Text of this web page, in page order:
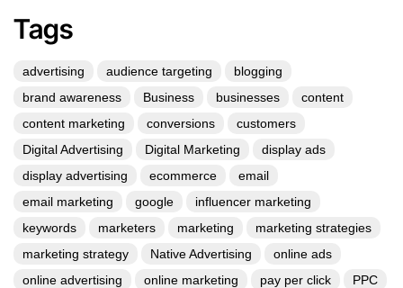
Tags
advertising audience targeting
blogging
brand awareness
Business businesses
content
content marketing
conversions
customers
Digital Advertising
Digital Marketing
display ads
display advertising
ecommerce
email
email marketing
google
influencer marketing
keywords
marketers marketing
marketing strategies
marketing strategy
Native Advertising
online ads
online advertising
online marketing pay per click
PPC